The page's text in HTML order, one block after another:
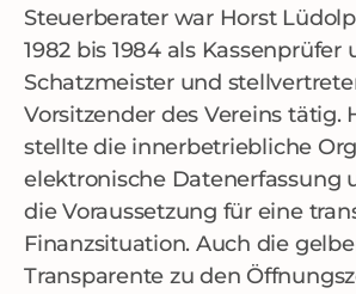
Steuerberater war Horst
1982 bis 1984 als Kassenprüfer
Schatzmeister und
Vorsitzender des Vereins tätig.
stellte die innerbetriebliche
elektronische Datenerfassung
die Voraussetzung für eine
Finanzsituation. Auch die
Transparente zu den